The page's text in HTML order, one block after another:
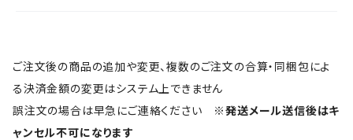
ご注文後の商品の追加や変更、複数のご注文の合算・同梱包によ
る決済金額の変更はシステム上できません
誤注文の場合は早急にご連絡ください ※発送メール送信後はキ
ャンセル不可になります